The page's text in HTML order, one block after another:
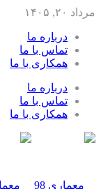
مرداد ۲۰, ۱۴۰۵
درباره ما
تماس با ما
همکاری با ما
درباره ما
تماس با ما
همکاری با ما